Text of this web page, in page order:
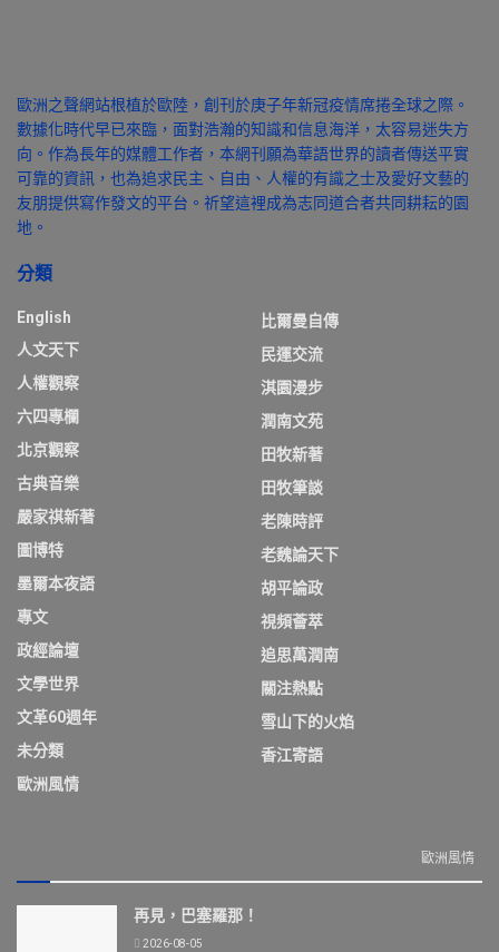
歐洲之聲網站根植於歐陸，創刊於庚子年新冠疫情席捲全球之際。
數據化時代早已來臨，面對浩瀚的知識和信息海洋，太容易迷失方
向。作為長年的媒體工作者，本網刊願為華語世界的讀者傳送平實
可靠的資訊，也為追求民主、自由、人權的有識之士及愛好文藝的
友朋提供寫作發文的平台。祈望這裡成為志同道合者共同耕耘的園
地。
分類
English
人文天下
人權觀察
六四專欄
北京觀察
古典音樂
嚴家祺新著
圖博特
墨爾本夜語
專文
政經論壇
文學世界
文革60週年
未分類
歐洲風情
比爾曼自傳
民運交流
淇園漫步
潤南文苑
田牧新著
田牧筆談
老陳時評
老魏論天下
胡平論政
視頻薈萃
追思萬潤南
關注熱點
雪山下的火焰
香江寄語
歐洲風情
再見，巴塞羅那！
2026-08-05